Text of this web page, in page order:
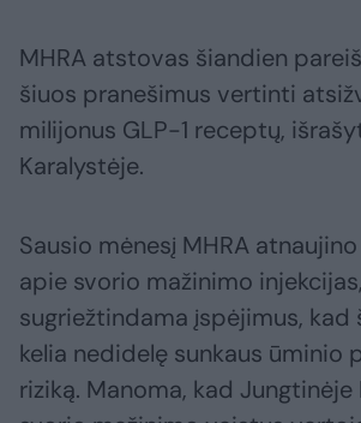
MHRA atstovas šiandien
šiuos pranešimus vertinti
milijonus GLP-1 receptų,
Karalystėje.
Sausio mėnesį MHRA
apie svorio mažinimo injekcijas,
sugriežtindama įspėjimus, kad
kelia nedidelę sunkaus ūminio
riziką. Manoma, kad Jungtinėje